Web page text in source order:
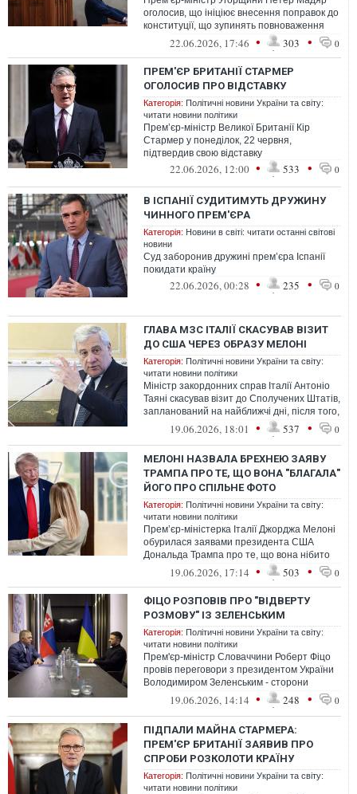
оголосив, що ініціює внесення поправок до
конституції, що зупинять повноваження
президента країни Тамаша Шуйока, ...
22.06.2026, 17:46 • 303 • 0
ПРЕМ'ЄР БРИТАНІЇ СТАРМЕР
ОГОЛОСИВ ПРО ВІДСТАВКУ
Категорія: Політичні новини України та світу:
читати новини політики
Прем’єр-міністр Великої Британії Кір
Стармер у понеділок, 22 червня,
підтвердив свою відставку
22.06.2026, 12:00 • 533 • 0
В ІСПАНІЇ СУДИТИМУТЬ ДРУЖИНУ
ЧИННОГО ПРЕМ'ЄРА
Категорія: Новини в світі: читати останні світові
новини
Суд заборонив дружині прем’єра Іспанії
покидати країну
22.06.2026, 00:28 • 235 • 0
ГЛАВА МЗС ІТАЛІЇ СКАСУВАВ ВІЗИТ
ДО США ЧЕРЕЗ ОБРАЗУ МЕЛОНІ
Категорія: Політичні новини України та світу:
читати новини політики
Міністр закордонних справ Італії Антоніо
Таяні скасував візит до Сполучених Штатів,
запланований на найближчі дні, після того,
як президент Дональд Тр...
19.06.2026, 18:01 • 537 • 0
МЕЛОНІ НАЗВАЛА БРЕХНЕЮ ЗАЯВУ
ТРАМПА ПРО ТЕ, ЩО ВОНА "БЛАГАЛА"
ЙОГО ПРО СПІЛЬНЕ ФОТО
Категорія: Політичні новини України та світу:
читати новини політики
Прем’єр-міністерка Італії Джорджа Мелоні
обурилася заявами президента США
Дональда Трампа про те, що вона нібито
благала господаря Білого дому про спі...
19.06.2026, 17:14 • 503 • 0
ФІЦО РОЗПОВІВ ПРО "ВІДВЕРТУ
РОЗМОВУ" ІЗ ЗЕЛЕНСЬКИМ
Категорія: Політичні новини України та світу:
читати новини політики
Прем'єр-міністр Словаччини Роберт Фіцо
провів переговори з президентом України
Володимиром Зеленським - сторони
обговорили як спільні позиції, так і р...
19.06.2026, 14:14 • 248 • 0
ПІДПАЛИ МАЙНА СТАРМЕРА:
ПРЕМ'ЄР БРИТАНІЇ ЗАЯВИВ ПРО
СПРОБИ РОЗКОЛОТИ КРАЇНУ
Категорія: Політичні новини України та світу:
читати новини політики